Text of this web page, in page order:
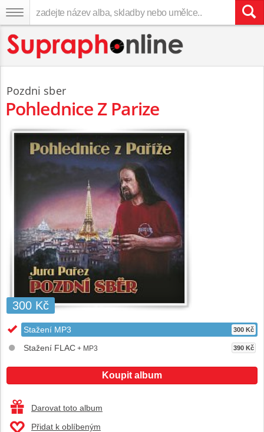
Pozdni sber
Pohlednice Z Parize
300 Kč
Stažení MP3 300 Kč
Stažení FLAC + MP3 390 Kč
Koupit album
Darovat toto album
Přidat k oblíbeným